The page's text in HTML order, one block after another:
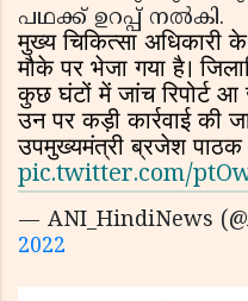
പഥക്ക് ഉറപ്പ് നല്‍കി.
मुख्य चिकित्सा अधिकारी
मौके पर भेजा गया है।
कुछ घंटों में जांच रिपोर्ट आ
उन पर कड़ी कार्रवाई की
उपमुख्यमंत्री ब्रजेश पाठक
pic.twitter.com/
— ANI_HindiNews
2022